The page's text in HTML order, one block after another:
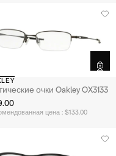
очки Oakley OX3133
цена : $133.00